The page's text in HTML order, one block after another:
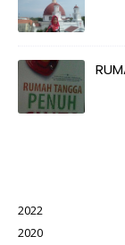
2022
2020